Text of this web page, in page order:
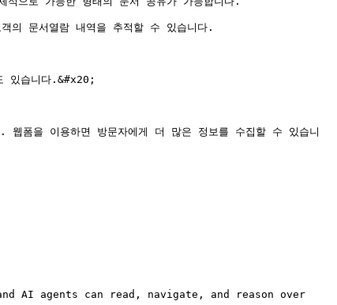
의 문서열람 내역을 추적할 수 있습니다.
있습니다.&#x20;
을 이용하면 방문자에게 더 많은 정보를 수집할 수 있습니
AI agents can read, navigate, and reason over